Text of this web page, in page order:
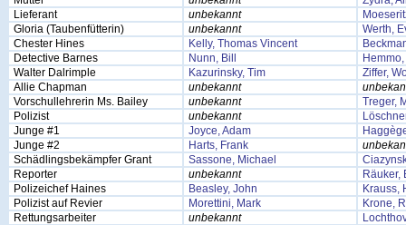
Lieferant
unbekannt
Gloria (Taubenfütterin)
unbekannt
Werth,
Chester Hines
Kelly, Thomas Vincent
Detective Barnes
Nunn, Bill
Walter Dalrimple
Kazurinsky, Tim
Ziffer,
Allie Chapman
unbekannt
Vorschullehrerin Ms. Bailey
unbekannt
Treger,
Polizist
unbekannt
Junge #1
Joyce, Adam
Junge #2
Harts, Frank
Schädlingsbekämpfer Grant
Sassone, Michael
Reporter
unbekannt
Räuker,
Polizeichef Haines
Beasley, John
Krauss,
Polizist auf Revier
Morettini, Mark
Krone,
Rettungsarbeiter
unbekannt